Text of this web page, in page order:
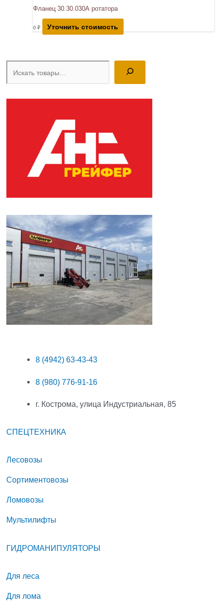
8 (4942) 63-43-43
8 (980) 776-91-16
г. Кострома, улица Индустриальная, 85
СПЕЦТЕХНИКА
Лесовозы
Сортиментовозы
Ломовозы
Мультилифты
ГИДРОМАНИПУЛЯТОРЫ
Для леса
Для лома
Фланец 30.30.030А ротатора
0 ₽ Уточнить стоимость